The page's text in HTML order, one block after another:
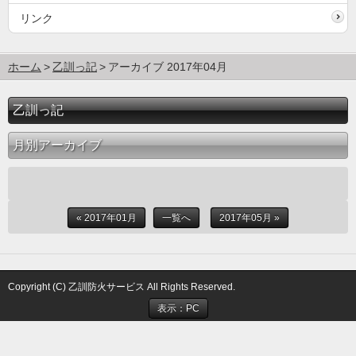
リンク
ホーム 乙訓っ記 アーカイブ 2017年04月
乙訓っ記
月別アーカイブ
« 2017年01月 一覧へ 2017年05月 »
Copyright (C) 乙訓防火サービス All Rights Reserved.
表示：PC